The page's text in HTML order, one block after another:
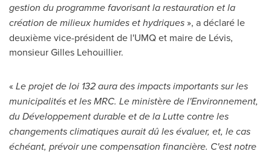
gestion du programme favorisant la restauration et la
création de milieux humides et hydriques», a déclaré le
deuxième vice-président de l'UMQ et maire de Lévis,
monsieurGilles Lehouillier.
«Le projet de loi 132 aura des impacts importants sur les
municipalités et les MRC. Le ministère de l'Environnement,
du Développement durable et de la Lutte contre les
changements climatiques aurait dû les évaluer, et, le cas
échéant, prévoir une compensation financière. C'est notre